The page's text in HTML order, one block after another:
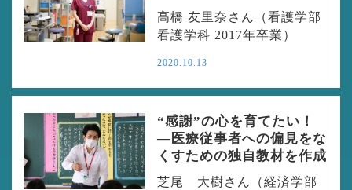
高橋 友里奈さん（看護学部
看護学科 2017年卒業）
2020.10.13
“感謝”の心を育てたい！
―医療従事者への偏見をな
くすための独自教材を作成
芝尾 大樹さん（経済学部